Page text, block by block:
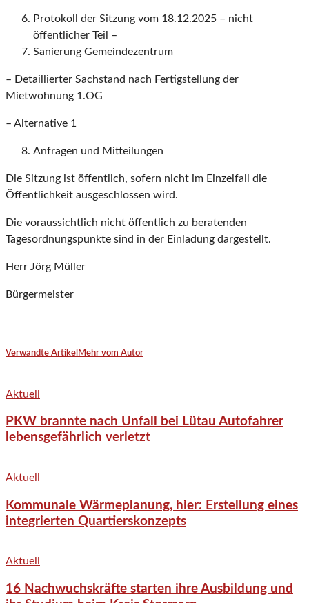
Protokoll der Sitzung vom 18.12.2025 – nicht
öffentlicher Teil –
Sanierung Gemeindezentrum
– Detaillierter Sachstand nach Fertigstellung der
Mietwohnung 1.OG
– Alternative 1
Anfragen und Mitteilungen
Die Sitzung ist öffentlich, sofern nicht im Einzelfall die
Öffentlichkeit ausgeschlossen wird.
Die voraussichtlich nicht öffentlich zu beratenden
Tagesordnungspunkte sind in der Einladung dargestellt.
Herr Jörg Müller
Bürgermeister
Verwandte Artikel Mehr vom Autor
Aktuell
PKW brannte nach Unfall bei Lütau Autofahrer
lebensgefährlich verletzt
Aktuell
Kommunale Wärmeplanung, hier: Erstellung eines
integrierten Quartierskonzepts
Aktuell
16 Nachwuchskräfte starten ihre Ausbildung und